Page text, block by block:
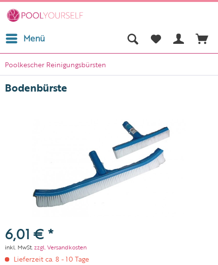
Menü
Poolkescher Reinigungsbürsten
Bodenbürste
6,01 € *
inkl. MwSt. zzgl. Versandkosten
Lieferzeit ca. 8 - 10 Tage